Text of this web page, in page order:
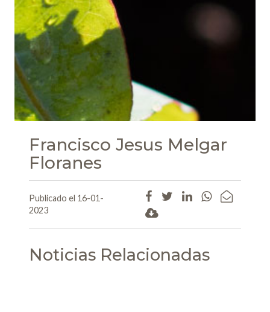
Francisco Jesus Melgar
Floranes
Publicado el 16-01-
2023
Noticias Relacionadas